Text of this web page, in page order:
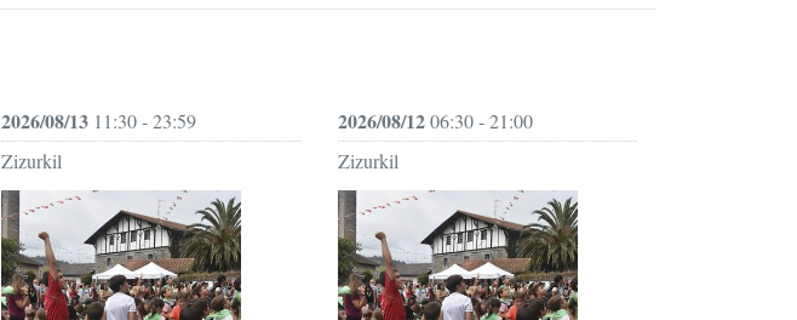
2026/08/13 11:30 - 23:59
Zizurkil
2026/08/1206:30 - 21:00
Zizurkil